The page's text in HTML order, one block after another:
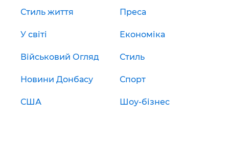
Стиль життя Преса
У світі Економіка
Військовий Огляд Стиль
Новини Донбасу Спорт
США Шоу-бізнес